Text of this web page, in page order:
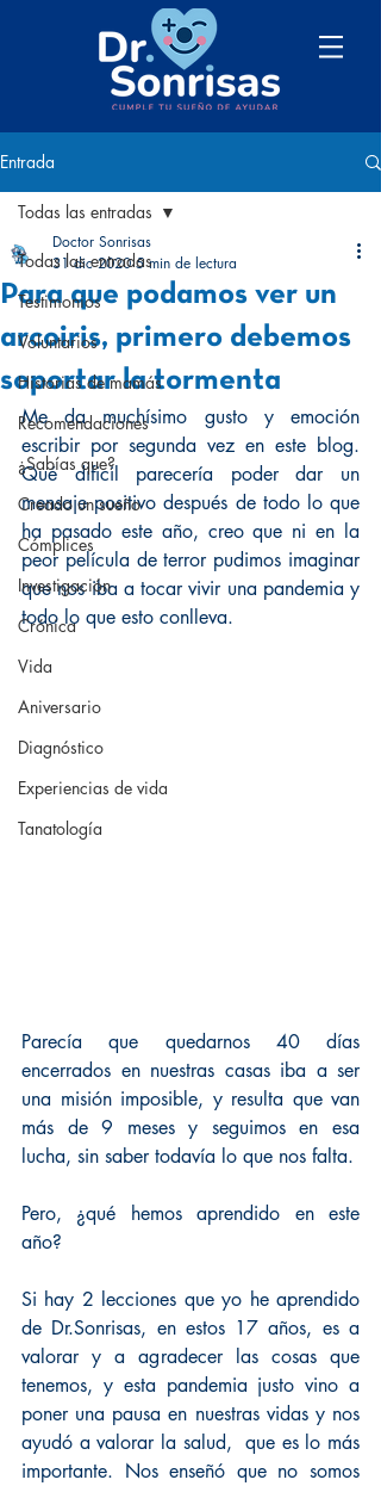
Entrada
Todas las entradas
Testimonios
Voluntarios
Historias de mamás
Recomendaciones
¿Sabías que?
Creado un sueño
Cómplices
Investigación
Crónica
Vida
Aniversario
Diagnóstico
Experiencias de vida
Tanatología
Todas las entradas
Para que podamos ver un
arcoiris, primero debemos
soportar la tormenta
Doctor Sonrisas
31 dic 2020 5 min de lectura
Me da muchísimo gusto y emoción
escribir por segunda vez en este blog.
Qué dificil parecería poder dar un
mensaje positivo después de todo lo que
ha pasado este año, creo que ni en la
peor película de terror pudimos imaginar
que nos iba a tocar vivir una pandemia y
todo lo que esto conlleva.
Parecía que quedarnos 40 días
encerrados en nuestras casas iba a ser
una misión imposible, y resulta que van
más de 9 meses y seguimos en esa
lucha, sin saber todavía lo que nos falta.
Pero, ¿qué hemos aprendido en este
año?
Si hay 2 lecciones que yo he aprendido
de Dr.Sonrisas, en estos 17 años, es a
valorar y a agradecer las cosas que
tenemos, y esta pandemia justo vino a
poner una pausa en nuestras vidas y nos
ayudó a valorar la salud,  que es lo más
importante. Nos enseñó que no somos